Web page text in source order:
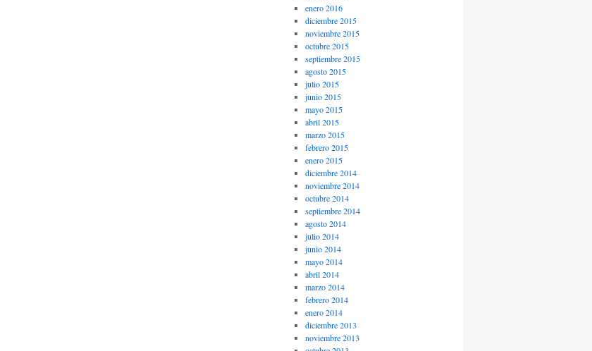
enero 2016
diciembre 2015
noviembre 2015
octubre 2015
septiembre 2015
agosto 2015
julio 2015
junio 2015
mayo 2015
abril 2015
marzo 2015
febrero 2015
enero 2015
diciembre 2014
noviembre 2014
octubre 2014
septiembre 2014
agosto 2014
julio 2014
junio 2014
mayo 2014
abril 2014
marzo 2014
febrero 2014
enero 2014
diciembre 2013
noviembre 2013